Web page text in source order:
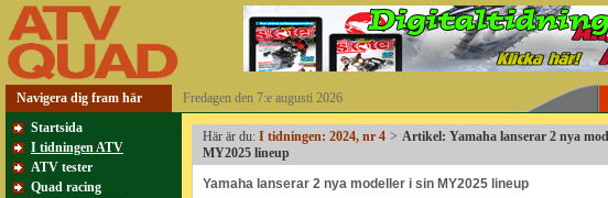
Navigera dig fram här Fredagen den 7:e augusti 2026
Startsida
I tidningen ATV
ATV tester
Quad racing
Här är du: I tidningen: 2024, nr 4 > Artikel: Yamaha lanserar 2 nya
MY2025 lineup
Yamaha lanserar 2 nya modeller i sin MY2025 lineup